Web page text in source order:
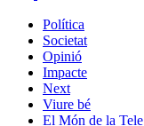
Política
Societat
Opinió
Impacte
Next
Viure bé
El Món de la Tele